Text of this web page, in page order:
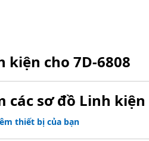
kiện cho 7D-6808
các sơ đồ Linh
thiết bị của bạn